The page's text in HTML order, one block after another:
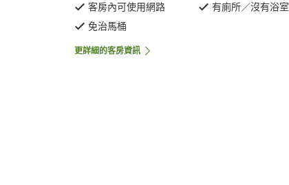
客房內可使用網路
有廁所／沒有浴室
免治馬桶
更詳細的客房資訊